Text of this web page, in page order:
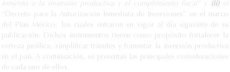
fomento a la inversión productiva y el cumplimiento fiscal” y
(ii)el
“Decreto para la Autorización Inmediata de Inversiones” en el marco
del Plan México, los cuales entraron en vigor al día siguiente de su
publicación. Dichos instrumentos tienen como propósito fortalecer la
certeza jurídica, simplificar trámites y fomentar la inversión productiva
en el país. A continuación, se presentan las principales consideraciones
de cada uno de ellos.